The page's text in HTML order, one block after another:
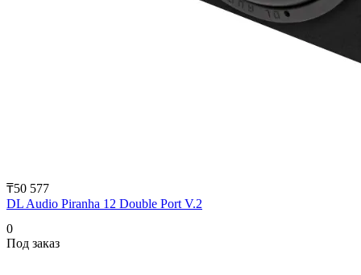
₸50 577
DL Audio Piranha 12 Double Port V.2
0
Под заказ